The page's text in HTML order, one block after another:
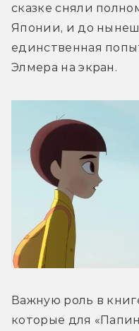
сказке сняли
Японии, и до
единственная
Элмера на экран.
Важную роль в
которые для